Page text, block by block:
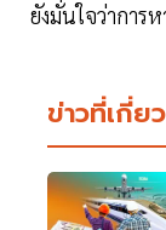
ยังมั่นใจว่าการ
ข่าวที่เกี่ย